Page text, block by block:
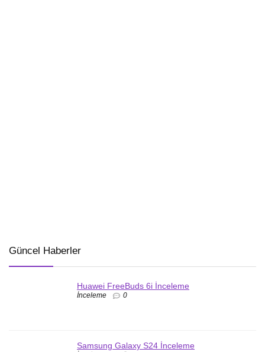
Güncel Haberler
Huawei FreeBuds 6i İnceleme
İnceleme 0
Samsung Galaxy S24 İnceleme